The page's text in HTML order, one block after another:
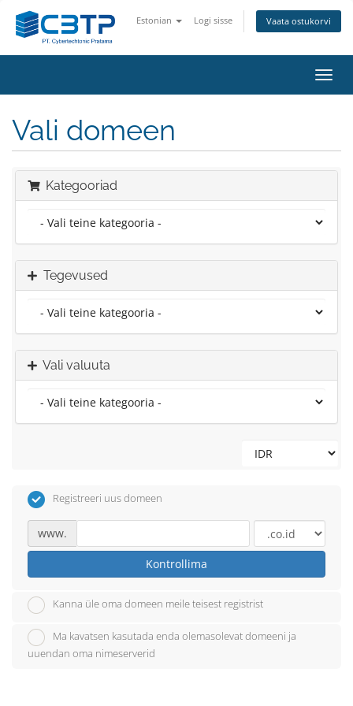
Estonian Logi sisse Vaata ostukorvi
Vali domeen
Kategooriad
Tegevused
Vali valuuta
Registreeri uus domeen
www.
Kontrollima
Kanna üle oma domeen meile teisest registrist
Ma kavatsen kasutada enda olemasolevat domeeni ja
uuendan oma nimeserverid